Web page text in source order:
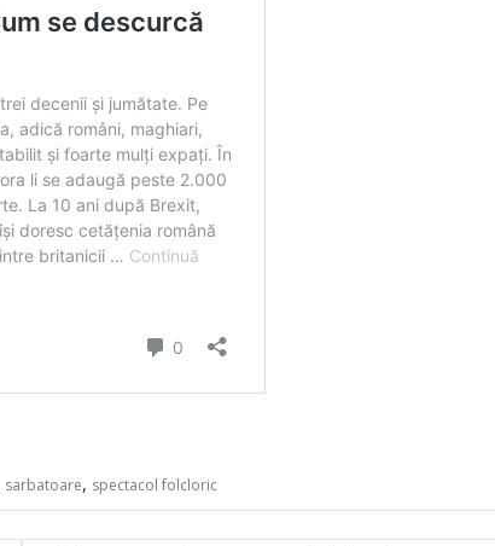
sarbatoare, spectacol folcloric